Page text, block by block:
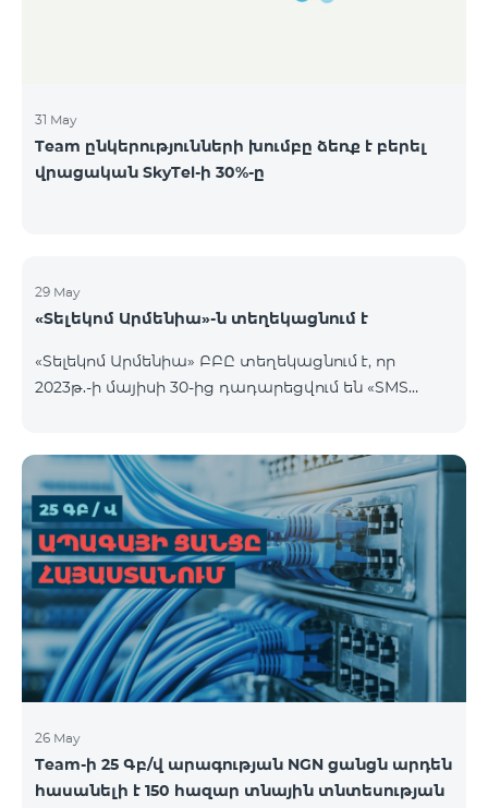
31 May
Team ընկերությունների խումբը ձեռք է բերել
վրացական SkyTel-ի 30%-ը
29 May
«Տելեկոմ Արմենիա»-ն տեղեկացնում է
«Տելեկոմ Արմենիա» ԲԲԸ տեղեկացնում է, որ
2023թ.-ի մայիսի 30-ից դադարեցվում են «SMS
26 May
Team-ի 25 Գբ/վ արագության NGN ցանցն արդեն
հասանելի է 150 հազար տնային տնտեսության